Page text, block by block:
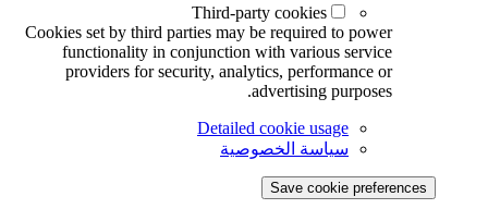
Third-party cookies
Cookies set by third parties may be required to power
functionality in conjunction with various service
providers for security, analytics, performance or
advertising purposes.
Detailed cookie usage
سياسة الخصوصية
Save cookie preferences